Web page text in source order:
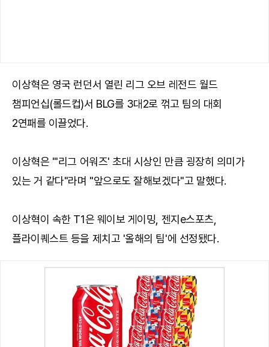
이상혁은 영국 런던서 열린 리그 오브 레전드 월드
챔피언십(롤드컵)서 BLG를 3대2로 꺾고 팀의 대회
2연패를 이끌었다.
이상혁은 "'리그 어워즈' 초대 시상인 만큼 굉장히 의미가
있는 거 같다"라며 "앞으로도 잘해보겠다"고 말했다.
이상혁이 속한 T1은 웨이보 게이밍, 젠지e스포츠,
플라이퀘스트 등을 제치고 '올해의 팀'에 선정됐다.